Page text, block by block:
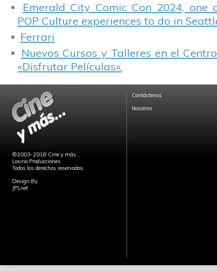
Emerald City Comic Con 2024,
POP Culture experiences to do in
Ferrari
Nuevos Cursos y Talleres en el
«Disfrutar Películas».
©2003-2018 Cine y más...
Losino Producciones
Todos los derechos reservados.
Design By
JPLnet
Contáctenos
Nosotros